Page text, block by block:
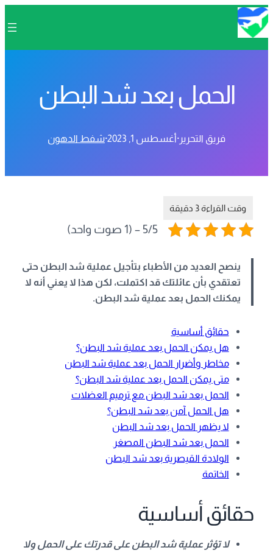
الحمل بعد شد البطن
فريق التحرير ·أغسطس 1, 2023 ·شفط الدهون
5/5 – (1 صوت واحد)
ينصح العديد من الأطباء بتأجيل عملية شد البطن حتى
تعتقدي بأن عائلتك قد اكتملت، لكن هذا لا يعني أنه لا
يمكنك الحمل بعد عملية شد البطن.
حقائق أساسية
هل يمكن الحمل بعد عملية شد البطن؟
مخاطر وأضرار الحمل بعد عملية شد البطن
متى يمكن الحمل بعد عملية شد البطن؟
الحمل بعد شد البطن مع ترميم العضلات
هل الحمل آمن بعد شد البطن؟
لا يظهر الحمل بعد شد البطن
الحمل بعد شد البطن المصغر
الولادة القيصرية بعد شد البطن
الخاتمة
حقائق أساسية
لا تؤثر عملية شد البطن على قدرتك على الحمل ولا